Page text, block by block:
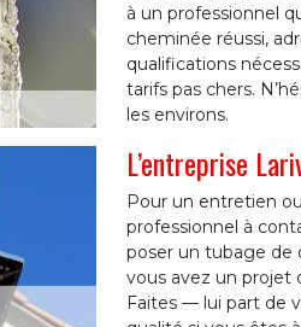
à un professionnel
cheminée réussi,
qualifications
tarifs pas chers.
les environs.
L’entreprise
Pour un entretien
professionnel à
poser un tubage de
vous avez un projet
Faites — lui part de